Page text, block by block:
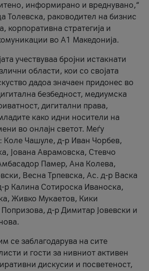
информирано и вреднувано,“
Толевска, раководител на бизнис
корпоративна стратегија и
во А1 Македонија.
учествуваа бројни истакнати
области, кои со својата
дадоа значаен придонес во
безбедност, медиумска
дигитални права,
како идни носители на
во онлајн светот. Меѓу
Коле Чашуле, д-р Иван Чорбев,
Јована Аврамовска, Стевчо
Памер, Ана Колева,
Весна Трпевска, Ас. д-р Васка
р Калина Сотироска Иваноска,
Живко Мукаетов, Кики
д-р Димитар Јовевски и
се заблагодарува на сите
и гости за нивниот активен
дискусии и посветеност,